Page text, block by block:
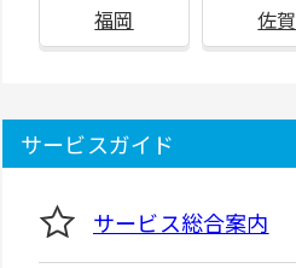
福岡 佐賀
サービスガイド
サービス総合案内